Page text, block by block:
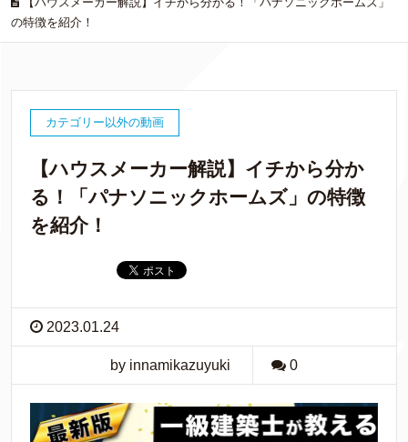
の特徴を紹介！
カテゴリー以外の動画
【ハウスメーカー解説】イチから分か
る！「パナソニックホームズ」の特徴
を紹介！
2023.01.24
by innamikazuyuki 0